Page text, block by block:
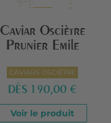
Caviar Osciètre
Prunier Emile
CAVIARS OSCIÈTRE
DÈS 190,00 €
Voir le produit